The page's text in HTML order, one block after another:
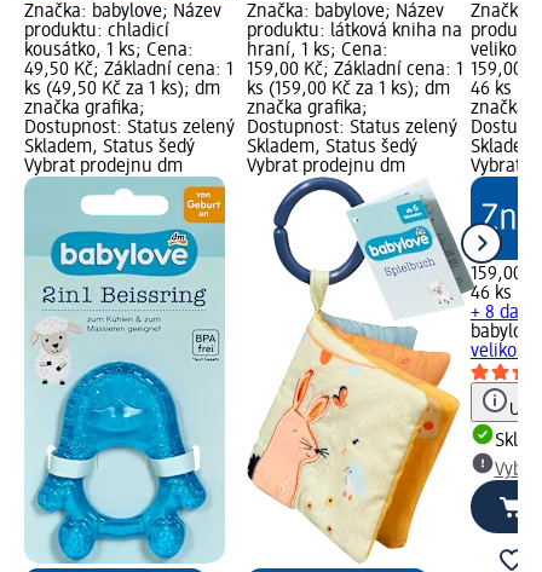
Značka: babylove; Název
produktu: chladicí
kousátko, 1 ks; Cena:
49,50 Kč; Základní cena: 1
ks (49,50 Kč za 1 ks); dm
značka grafika;
Dostupnost: Status zelený
Skladem, Status šedý
Vybrat prodejnu dm
Značka: babylove; Název
produktu: látková kniha na
hraní, 1 ks; Cena:
159,00 Kč; Základní cena: 1
ks (159,00 Kč za 1 ks); dm
značka grafika;
Dostupnost: Status zelený
Skladem, Status šedý
Vybrat prodejnu dm
Značka:
velikost
159,00
46 ks
značka
Vybrat
159,00
46 ks
+ 8
babylove
velikost